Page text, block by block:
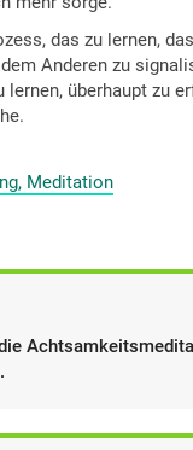
das zu lernen,
Anderen zu
lernen, überhaupt zu
Meditation